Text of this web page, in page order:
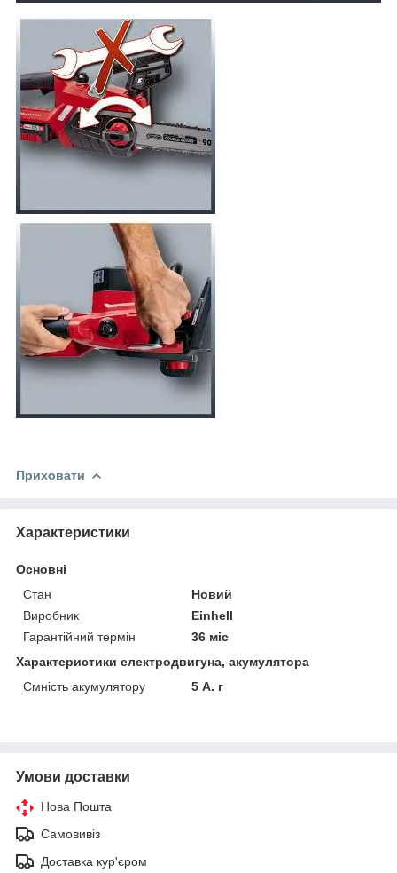
Приховати
Характеристики
Основні
Стан
Новий
Виробник
Einhell
Гарантійний термін
36 міс
Характеристики електродвигуна, акумулятора
Ємність акумулятору
5 А. г
Умови доставки
Нова Пошта
Самовивіз
Доставка кур'єром